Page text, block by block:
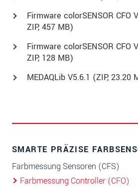
Firmware colorSENSOR CFO
ZIP, 457 MB)
Firmware colorSENSOR CFO
ZIP, 128 MB)
MEDAQLib V5.6.1 (ZIP, 23.20
SMARTE PRÄZISE
Farbmessung Sensoren (CFS)
Farbmessung Controller (CFO)